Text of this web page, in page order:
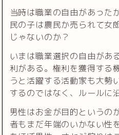
当時は職業の自由があった
民の子は農民か売られて女
じゃないのか？
いまは職業選択の自由があ
利がある。権利を獲得する
うと活躍する活動家も大勢
するのではなく、ルールに
男性はお金が目的というの
者もまだ年端のいかない性